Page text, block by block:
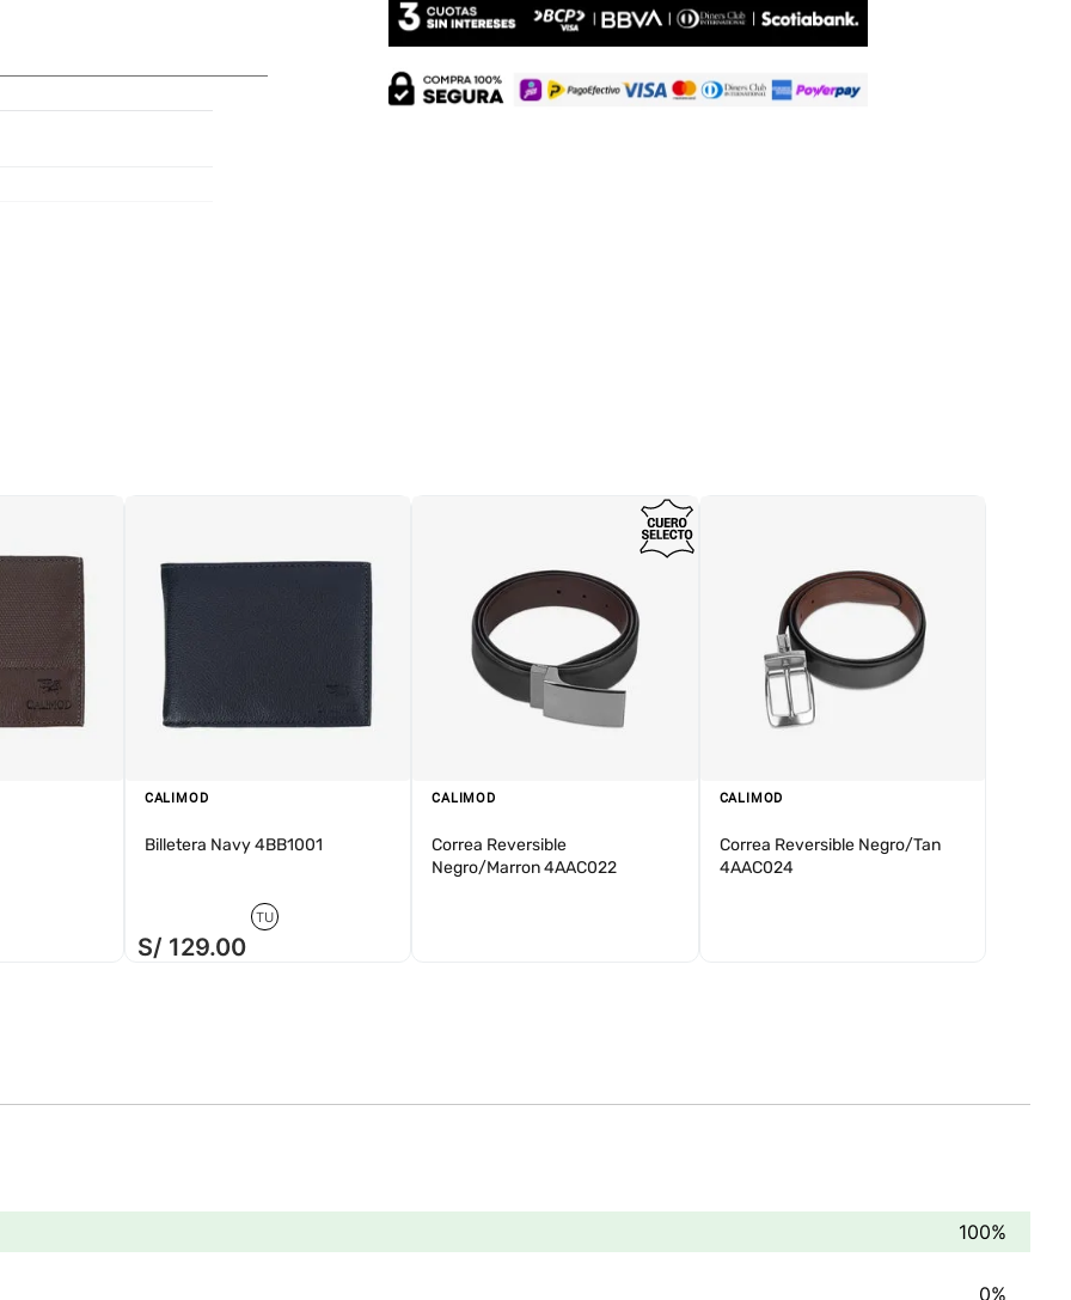
liviano, combinables
y resistencia, con
metálica y textura
para cuero liso y
prolongar la vida útil
favoritos y
CALIMOD
Billetera Navy 4BB1001
TU
S/ 129.00
CALIMOD
Correa Reversible
Negro/Marron 4AAC022
CALIMOD
Correa Reversible Negro/Tan
4AAC024
100%
0%